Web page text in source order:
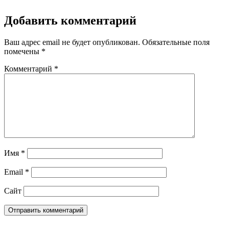
Добавить комментарий
Ваш адрес email не будет опубликован. Обязательные поля
помечены *
Комментарий *
Имя *
Email *
Сайт